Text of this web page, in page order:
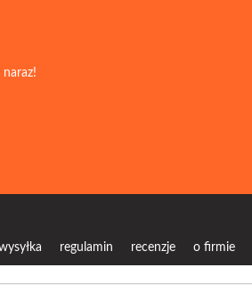
regulamin recenzje o firmie